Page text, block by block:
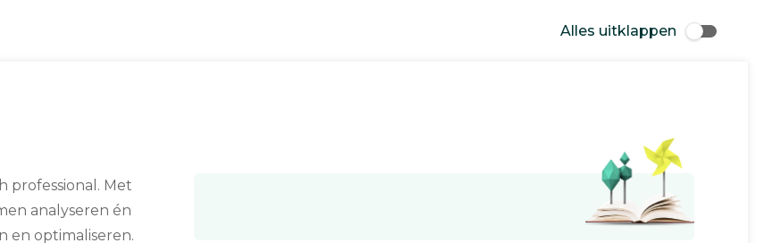
Alles uitklappen
professional. Met
analyseren én
en optimaliseren.